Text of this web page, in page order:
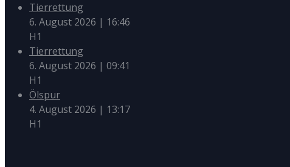
Tierrettung
6. August 2026 | 16:46
H1
Tierrettung
6. August 2026 | 09:41
H1
Ölspur
4. August 2026 | 13:17
H1